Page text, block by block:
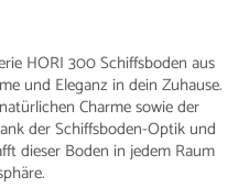
HORI 300 Schiffsboden aus
und Eleganz in dein Zuhause.
Charme sowie der
der Schiffsboden-Optik und
dieser Boden in jedem Raum